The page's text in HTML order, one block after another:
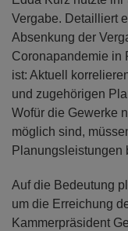
Vergabe. Detailliert
Absenkung der
Coronapandemie in
ist: Aktuell
und zugehörigen
Wofür die Gewerke
möglich sind,
Planungsleistungen
Auf die Bedeutung
um die Erreichung
Kammerpräsident